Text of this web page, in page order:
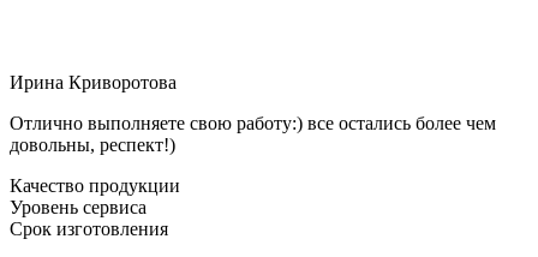
Ирина Криворотова
Отлично выполняете свою работу:) все остались более чем
довольны, респект!)
Качество продукции
Уровень сервиса
Срок изготовления